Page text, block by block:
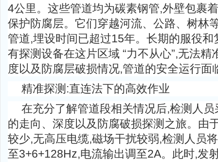
4公里。这些管道均为碳素钢管,外壁包裹
保护防腐层。它们穿越河流、公路、树林
管道,埋设时间已超过15年。长期的服役
有探测设备在这片区域 “力不从心”,无法精
度以及防腐层破损情况,管道的安全运行面
精准探测:直连法下的高效作业
在充分了解管道段相关情况后,检测人
的走向、深度以及防腐破损探测之旅。由
较少,无高压电缆,磁场干扰较弱,检测人员
至3+6+128Hz,电流输出调至2A。此时,发